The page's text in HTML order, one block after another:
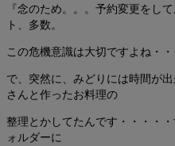
『念のため。。。予約変更をし
ト、多数。
この危機意識は大切ですよね・・
で、突然に、みどりには時間が
さんと作ったお料理の
整理とかしてたんです・・・・
ォルダーに